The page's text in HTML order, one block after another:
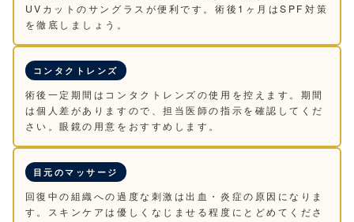
UVカットのサングラスが便利です。術後1ヶ月はSPF対策
を徹底しましょう。
コンタクトレンズ
術後一定期間はコンタクトレンズの使用を控えます。期間
は個人差がありますので、担当医師の指示を確認してくだ
さい。眼鏡の用意をおすすめします。
目元のマッサージ
回復中の組織への過度な刺激は出血・炎症の原因になりま
す。スキンケアは優しくなじませる程度にとどめてくださ